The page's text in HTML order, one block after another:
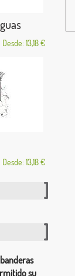
Desde: 13,18 €
Desde: 13,18 €
su